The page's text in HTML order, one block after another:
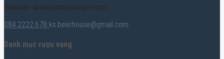
Website: www.hamruoungon.com
084.2222.678 ks.beerhouse@gmail.com
Danh mục rượu vang